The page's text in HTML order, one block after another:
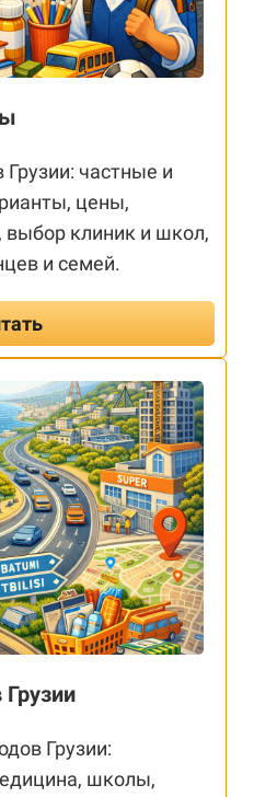
частные и
цены,
выбор клиник и школ,
и семей.
Грузии:
школы,